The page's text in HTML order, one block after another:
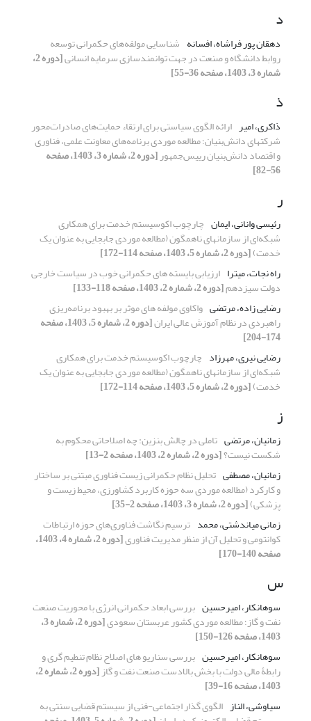
د
دهقان پور فراشاه، افسانه شناسایی مولفه‌های حکمرانی توسعه
روابط دانشگاه و صنعت در جهت توانمندسازی سرمایه انسانی [دوره 2،
شماره 3، 1403، صفحه 36-55]
ذ
ذاکری، امیر ارائه الگوی سیاستی برای ارتقاء حمایت‌های صادرات‌محور
شرکتهای دانش‌بنیان؛ مطالعه موردی برنامه‌های معاونت علمی، فناوری
و اقتصاد دانش‌بنیان رییس‌جمهور [دوره 2، شماره 3، 1403، صفحه
56-82]
ر
رئیسی وانانی، ایمان چارچوب اکوسیستم خدمت برای همکاری
شبکه‌ای از سازمانهای ناهمگون (مطالعه موردی جابجایی به عنوان یک
خدمت)[دوره 2، شماره 5، 1403، صفحه 114-172]
راه نجات، میترا ارزیابی بایسته های حکمرانی خوب در سیاست خارجی
دولت سیزدهم[دوره 2، شماره 2، 1403، صفحه 118-133]
رضایی زاده، مرتضی واکاوی مولفه های موثر بر بهبود برنامه‌ریزی
راهبردی در نظام آموزش عالی ایران [دوره 2، شماره 5، 1403، صفحه
174-204]
رضایی نیری، مهرزاد چارچوب اکوسیستم خدمت برای همکاری
شبکه‌ای از سازمانهای ناهمگون (مطالعه موردی جابجایی به عنوان یک
خدمت)[دوره 2، شماره 5، 1403، صفحه 114-172]
ز
زمانیان، مرتضی تاملی در چالش بنزین: چه اصلاحاتی محکوم به
شکست نیست؟[دوره 2، شماره 2، 1403، صفحه 2-13]
زمانیان، مصطفی تحلیل نظام‌ حکمرانی زیست فناوری مبتنی بر ساختار
و کارکرد (مطالعه موردی سه حوزه کاربرد کشاورزی، محیط زیست و
پزشکی)[دوره 2، شماره 3، 1403، صفحه 2-35]
زمانی میاندشتی، محمد ترسیم نگاشت فناوری‌های حوزه ارتباطات
کوانتومی و تحلیل آن از منظر مدیریت فناوری [دوره 2، شماره 4، 1403،
صفحه 140-170]
س
سوهانکار، امیرحسین بررسی ابعاد حکمرانی انرژی با محوریت صنعت
نفت و گاز؛ مطالعه موردی کشور عربستان سعودی [دوره 2، شماره 3،
1403، صفحه 126-150]
سوهانکار، امیرحسین بررسی سناریو های اصلاح نظام تنطیم گری و
رابطۀ مالی دولت با بخش بالادست صنعت نفت و گاز [دوره 2، شماره 2،
1403، صفحه 16-39]
سیاوشی، الناز الگوی گذار اجتماعی-فنی از سیستم قضایی سنتی به